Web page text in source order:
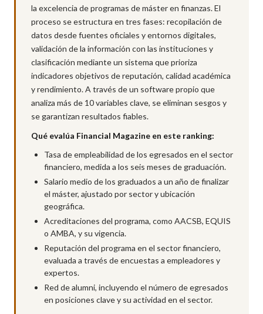
la excelencia de programas de máster en finanzas. El
proceso se estructura en tres fases: recopilación de
datos desde fuentes oficiales y entornos digitales,
validación de la información con las instituciones y
clasificación mediante un sistema que prioriza
indicadores objetivos de reputación, calidad académica
y rendimiento. A través de un software propio que
analiza más de 10 variables clave, se eliminan sesgos y
se garantizan resultados fiables.
Qué evalúa Financial Magazine en este ranking:
Tasa de empleabilidad de los egresados en el sector
financiero, medida a los seis meses de graduación.
Salario medio de los graduados a un año de finalizar
el máster, ajustado por sector y ubicación
geográfica.
Acreditaciones del programa, como AACSB, EQUIS
o AMBA, y su vigencia.
Reputación del programa en el sector financiero,
evaluada a través de encuestas a empleadores y
expertos.
Red de alumni, incluyendo el número de egresados
en posiciones clave y su actividad en el sector.